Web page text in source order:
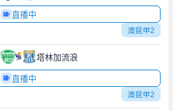
直播中
澳昆甲2
塔林加流浪
直播中
澳昆甲2